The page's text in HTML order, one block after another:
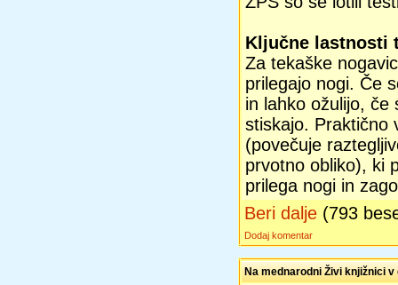
Ključne lastnosti
Za tekaške
prilegajo nogi. Če
in lahko ožulijo, če
stiskajo. Praktično
(povečuje
prvotno obliko), ki
prilega nogi in
Beri dalje (793
Dodaj komentar
Na mednarodni Živi knjižnici